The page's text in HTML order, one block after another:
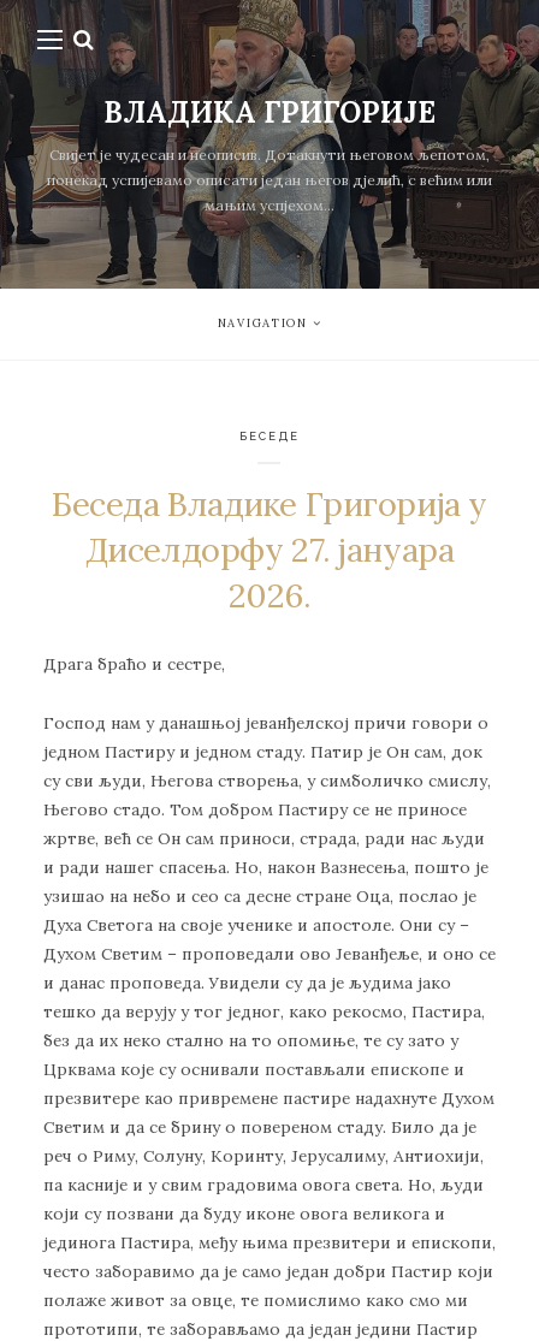
ВЛАДИКА ГРИГОРИЈЕ
Свијет је чудесан и неописив. Дотакнути његовом љепотом,
понекад успијевамо описати један његов дјелић, с већим или
мањим успјехом...
NAVIGATION
БЕСЕДЕ
Беседа Владике Григорија у
Диселдорфу 27. јануара
2026.
Драга браћо и сестре,
Господ нам у данашњој јеванђелској причи говори о
једном Пастиру и једном стаду. Патир је Он сам, док
су сви људи, Његова створења, у симболичко смислу,
Његово стадо. Том добром Пастиру се не приносе
жртве, већ се Он сам приноси, страда, ради нас људи
и ради нашег спасења. Но, након Вазнесења, пошто је
узишао на небо и сео са десне стране Оца, послао је
Духа Светога на своје ученике и апостоле. Они су –
Духом Светим – проповедали ово Јеванђеље, и оно се
и данас проповеда. Увидели су да је људима јако
тешко да верују у тог једног, како рекосмо, Пастира,
без да их неко стално на то опомиње, те су зато у
Црквама које су оснивали постављали епископе и
презвитере као привремене пастире надахнуте Духом
Светим и да се брину о повереном стаду. Било да је
реч о Риму, Солуну, Коринту, Јерусалиму, Антиохији,
па касније и у свим градовима овога света. Но, људи
који су позвани да буду иконе овога великога и
јединога Пастира, међу њима презвитери и епископи,
често заборавимо да је само један добри Пастир који
полаже живот за овце, те помислимо како смо ми
прототипи, те заборављамо да један једини Пастир